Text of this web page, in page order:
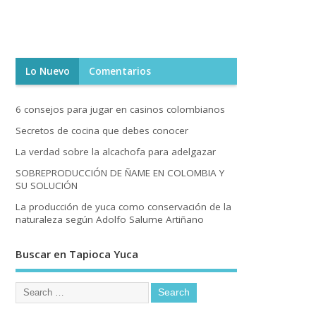
Lo Nuevo Comentarios
6 consejos para jugar en casinos colombianos
Secretos de cocina que debes conocer
La verdad sobre la alcachofa para adelgazar
SOBREPRODUCCIÓN DE ÑAME EN COLOMBIA Y
SU SOLUCIÓN
La producción de yuca como conservación de la
naturaleza según Adolfo Salume Artiñano
Buscar en Tapioca Yuca